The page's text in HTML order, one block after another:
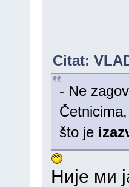
Citat:
- Ne
što je
Није ми